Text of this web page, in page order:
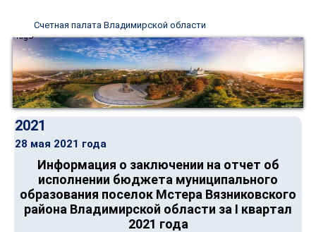
Счетная палата Владимирской области
2021
28 мая 2021 года
Информация о заключении на отчет об
исполнении бюджета муниципального
образования поселок Мстера Вязниковского
района Владимирской области за I квартал
2021 года